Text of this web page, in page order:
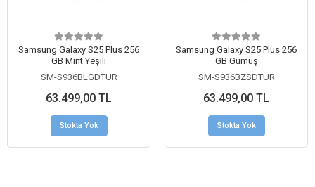
Samsung Galaxy S25 Plus 256
GB Mint Yeşili
SM-S936BLGDTUR
63.499,00 TL
Stokta Yok
Samsung Galaxy S25 Plus 256
GB Gümüş
SM-S936BZSDTUR
63.499,00 TL
Stokta Yok